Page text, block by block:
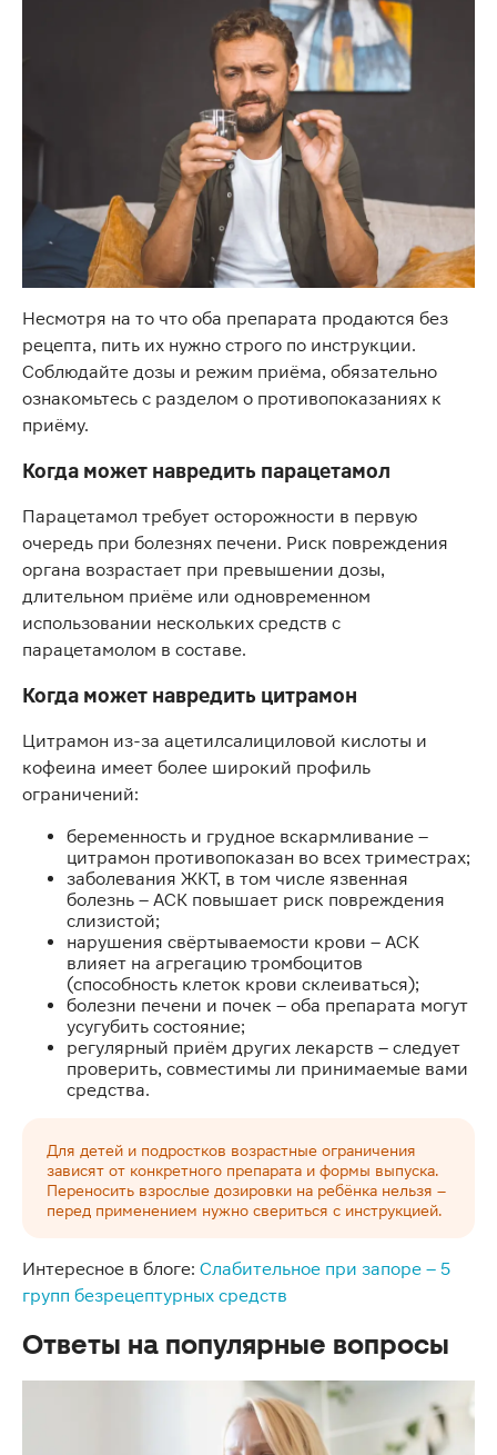
Несмотря на то что оба препарата продаются без
рецепта, пить их нужно строго по инструкции.
Соблюдайте дозы и режим приёма, обязательно
ознакомьтесь с разделом о противопоказаниях к
приёму.
Когда может навредить парацетамол
Парацетамол требует осторожности в первую
очередь при болезнях печени. Риск повреждения
органа возрастает при превышении дозы,
длительном приёме или одновременном
использовании нескольких средств с
парацетамолом в составе.
Когда может навредить цитрамон
Цитрамон из-за ацетилсалициловой кислоты и
кофеина имеет более широкий профиль
ограничений:
беременность и грудное вскармливание –
цитрамон противопоказан во всех триместрах;
заболевания ЖКТ, в том числе язвенная
болезнь – АСК повышает риск повреждения
слизистой;
нарушения свёртываемости крови – АСК
влияет на агрегацию тромбоцитов
(способность клеток крови склеиваться);
болезни печени и почек – оба препарата могут
усугубить состояние;
регулярный приём других лекарств – следует
проверить, совместимы ли принимаемые вами
средства.
Для детей и подростков возрастные ограничения
зависят от конкретного препарата и формы выпуска.
Переносить взрослые дозировки на ребёнка нельзя –
перед применением нужно свериться с инструкцией.
Интересное в блоге: Слабительное при запоре – 5
групп безрецептурных средств
Ответы на популярные вопросы